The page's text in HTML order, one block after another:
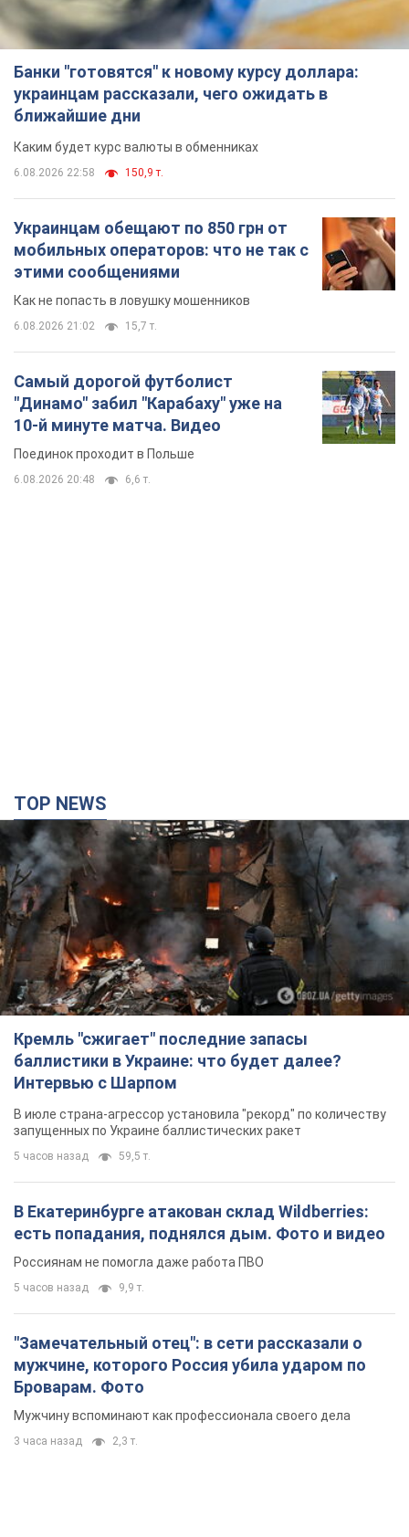
Банки "готовятся" к новому курсу доллара:
украинцам рассказали, чего ожидать в
ближайшие дни
Каким будет курс валюты в обменниках
6.08.2026 22:58 150,9 т.
Украинцам обещают по 850 грн от
мобильных операторов: что не так с
этими сообщениями
Как не попасть в ловушку мошенников
6.08.2026 21:02 15,7 т.
Самый дорогой футболист
"Динамо" забил "Карабаху" уже на
10-й минуте матча. Видео
Поединок проходит в Польше
6.08.2026 20:48 6,6 т.
TOP NEWS
Кремль "сжигает" последние запасы
баллистики в Украине: что будет далее?
Интервью с Шарпом
В июле страна-агрессор установила "рекорд" по количеству
запущенных по Украине баллистических ракет
5 часов назад 59,5 т.
В Екатеринбурге атакован склад Wildberries:
есть попадания, поднялся дым. Фото и видео
Россиянам не помогла даже работа ПВО
5 часов назад 9,9 т.
"Замечательный отец": в сети рассказали о
мужчине, которого Россия убила ударом по
Броварам. Фото
Мужчину вспоминают как профессионала своего дела
3 часа назад 2,3 т.